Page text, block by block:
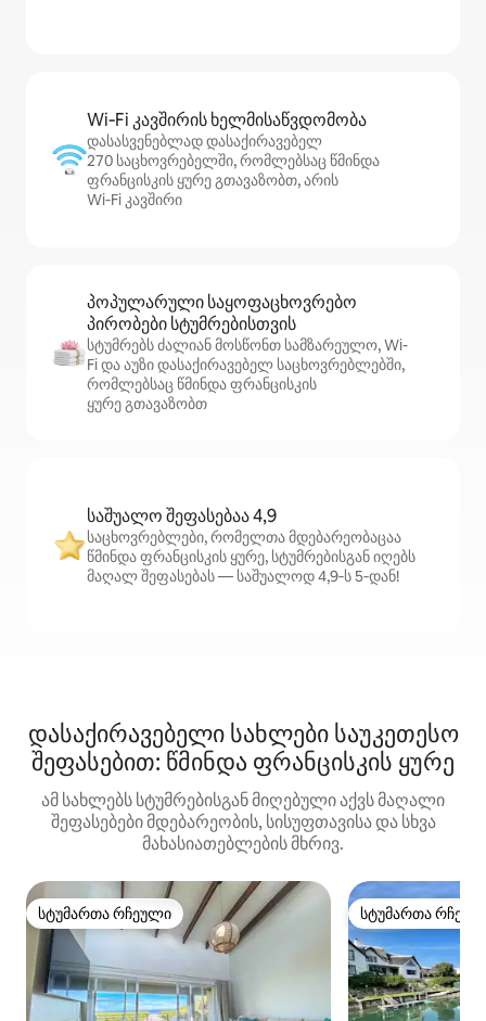
Wi‑Fi კავშირის ხელმისაწვდომობა
დასასვენებლად დასაქირავებელ
270 საცხოვრებელში, რომლებსაც წმინდა
ფრანცისკის ყურე გთავაზობთ, არის
Wi‑Fi კავშირი
პოპულარული საყოფაცხოვრებო
პირობები სტუმრებისთვის
სტუმრებს ძალიან მოსწონთ სამზარეულო, Wi-
Fi და აუზი დასაქირავებელ საცხოვრებლებში,
რომლებსაც წმინდა ფრანცისკის
ყურე გთავაზობთ
საშუალო შეფასებაა 4,9
საცხოვრებლები, რომელთა მდებარეობაცაა
წმინდა ფრანცისკის ყურე, სტუმრებისგან იღებს
მაღალ შეფასებას — საშუალოდ 4,9‑ს 5‑დან!
დასაქირავებელი სახლები საუკეთესო
შეფასებით: წმინდა ფრანცისკის ყურე
ამ სახლებს სტუმრებისგან მიღებული აქვს მაღალი
შეფასებები მდებარეობის, სისუფთავისა და სხვა
მახასიათებლების მხრივ.
სტუმართა რჩეული
სტუმართა რჩეული სტუმართა
სტუმართა